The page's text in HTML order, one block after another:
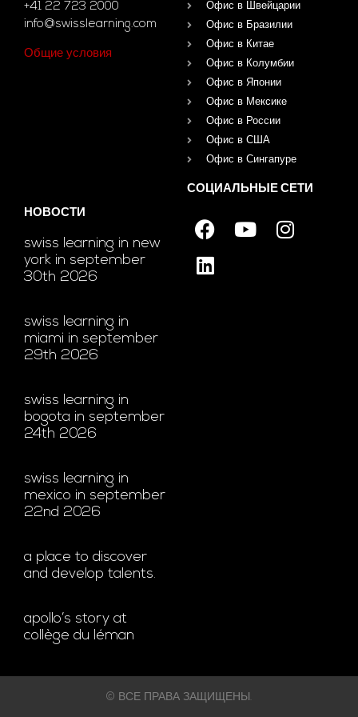
+41 22 723 2000
info@swisslearning.com
Общие условия
Офис в Швейцарии
Офис в Бразилии
Офис в Китае
Офис в Колумбии
Офис в Японии
Офис в Мексике
Офис в России
Офис в США
Офис в Сингапуре
НОВОСТИ
swiss learning in new
york in september
30th 2026
swiss learning in
miami in september
29th 2026
swiss learning in
bogota in september
24th 2026
swiss learning in
mexico in september
22nd 2026
a place to discover
and develop talents.
apollo’s story at
collège du léman
СОЦИАЛЬНЫЕ СЕТИ
© ВСЕ ПРАВА ЗАЩИЩЕНЫ.